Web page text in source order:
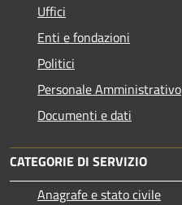
Uffici
Enti e fondazioni
Politici
Personale Amministrativo
Documenti e dati
CATEGORIE DI SERVIZIO
Anagrafe e stato civile